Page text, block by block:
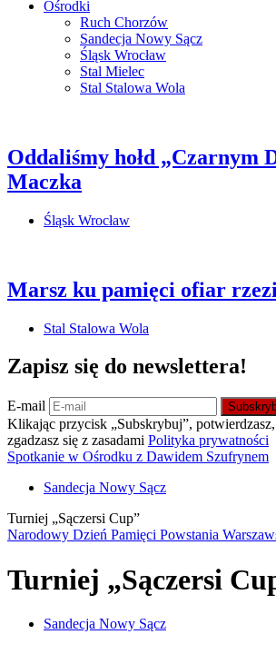
Ośrodki
Ruch Chorzów
Sandecja Nowy Sącz
Śląsk Wrocław
Stal Mielec
Stal Stalowa Wola
Oddaliśmy hołd „Czarnym
Maczka
Śląsk Wrocław
Marsz ku pamięci ofiar
Stal Stalowa Wola
Zapisz się do newslettera!
E-mail
Klikając przycisk „Subskrybuj”, potwierdzasz,
zgadzasz się z zasadami Polityka prywatności
Spotkanie w Ośrodku z Dawidem Szufrynem
Sandecja Nowy Sącz
Turniej „Sączersi Cup”
Narodowy Dzień Pamięci Powstania
Turniej „Sączersi
Sandecja Nowy Sącz